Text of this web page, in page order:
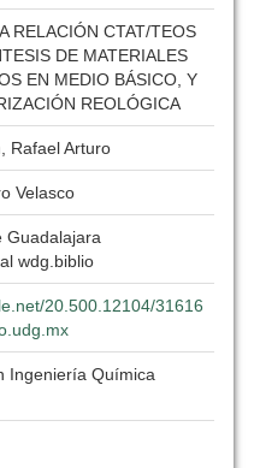
RELACIÓN CTAT/TEOS
DE MATERIALES
EN MEDIO BÁSICO, Y
REOLÓGICA
Rafael Arturo
Velasco
Guadalajara
wdg.biblio
20.500.12104/31616
Ingeniería Química